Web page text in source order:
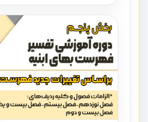
دوره با کلام مهندس
مشاور در امر بازنگری فهرست بها رشته
همکارانی که در حوزه صنعت ساخت
توصیه می کنیم از مطالب این دوره